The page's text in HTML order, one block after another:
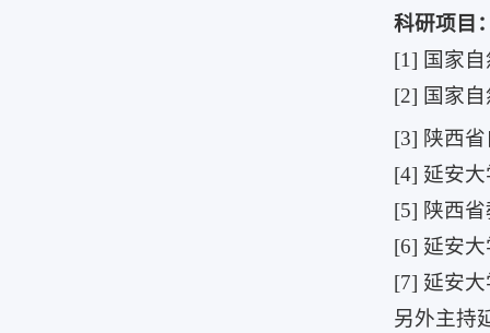
科研项目
[1] 国家
[2] 国家
[3] 陕西
[4] 延安
[5] 陕西
[6] 延安
[7] 延安
另外主持